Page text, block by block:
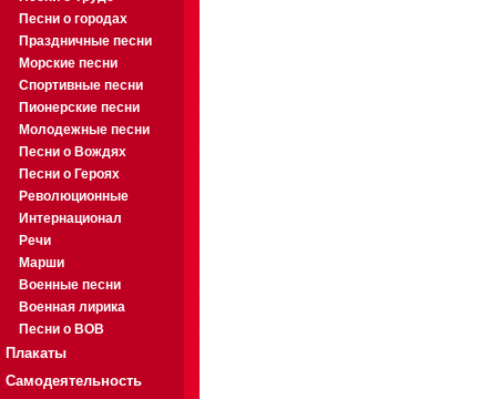
Песни о городах
Праздничные песни
Морские песни
Спортивные песни
Пионерские песни
Молодежные песни
Песни о Вождях
Песни о Героях
Революционные
Интернационал
Речи
Марши
Военные песни
Военная лирика
Песни о ВОВ
Плакаты
Самодеятельность